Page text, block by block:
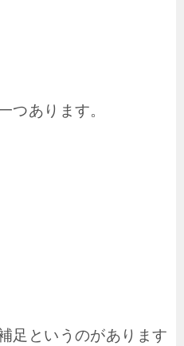
つあります。
足というのがあります